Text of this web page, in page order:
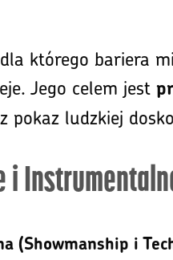
którego bariera
Jego celem jest
pokaz ludzkiej
(Showmanship i